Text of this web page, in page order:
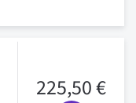
225,50 €